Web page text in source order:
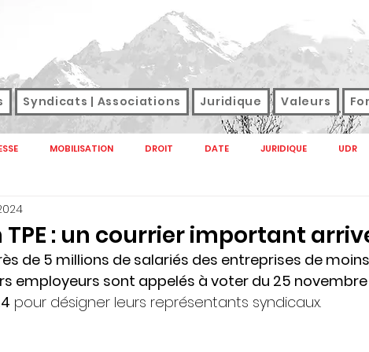
Syndicats | Associations Juridique Valeurs
MOBILISATION DROIT DATE JURIDIQUE UDR
GREVE SALAIRES DROIT DE GREVE SERVICES PUBLICS ET
: un courrier important
de 5 millions de salariés des entreprises de moins
employeurs sont appelés à voter du 25
pour désigner leurs représentants syndicaux.